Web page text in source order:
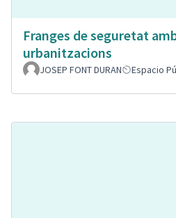
Franges de seguretat
urbanitzacions
JOSEP FONT DURAN Espacio